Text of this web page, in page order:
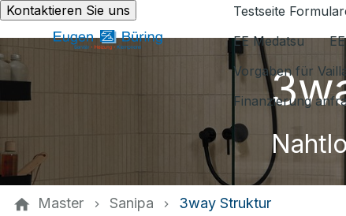
Kontaktieren Sie uns Testseite
EE Medatsu
Vorgaben für
Finanzierung
Master Sanipa 3way Struktur